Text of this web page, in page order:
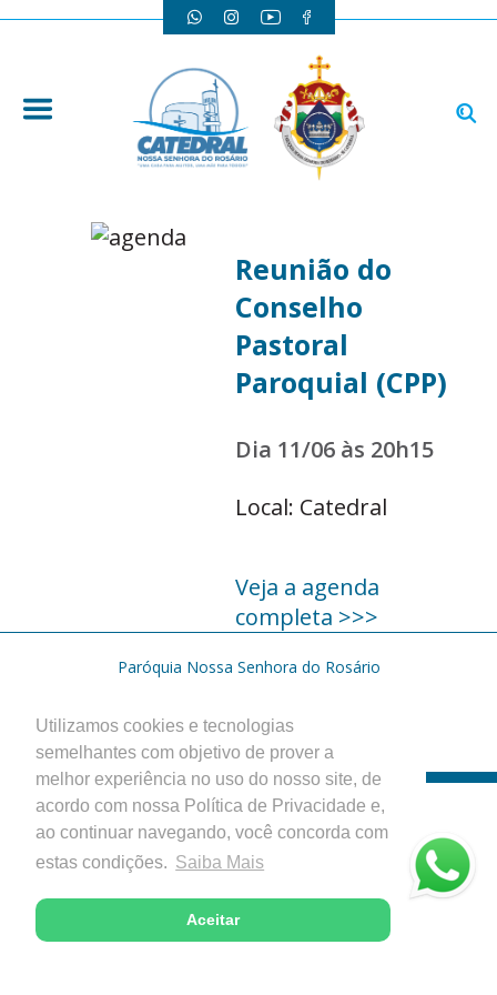
Utilizamos cookies e tecnologias
semelhantes com objetivo de prover a
melhor experiência no uso do nosso site, de
acordo com nossa Política de Privacidade e,
ao continuar navegando, você concorda com
estas condições. Saiba Mais
Aceitar
Reunião do
Conselho
Pastoral
Paroquial (CPP)
Dia 11/06 às 20h15
Local: Catedral
Veja a agenda
completa >>>
Paróquia Nossa Senhora do Rosário
Desenvolvido com excelência pela